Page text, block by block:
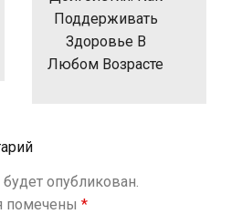
Поддерживать
Здоровье В
Любом Возрасте
опубликован.
помечены *